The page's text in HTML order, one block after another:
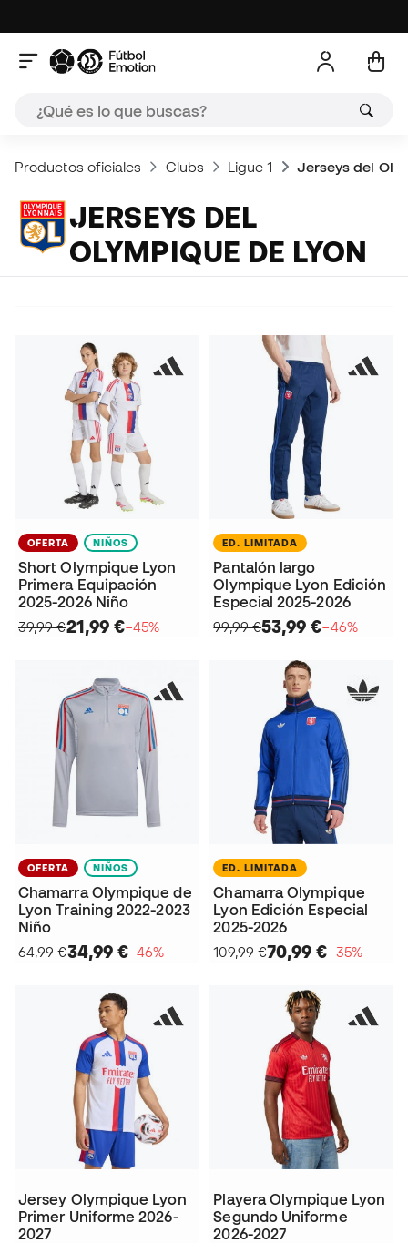
Productos oficiales Clubs Ligue 1 Jerseys del
JERSEYS DEL
OLYMPIQUE DE LYON
OFERTA NIÑOS
Short Olympique Lyon
Primera Equipación
2025-2026 Niño
39,99 €21,99 €−45%
ED. LIMITADA
Pantalón largo
Olympique Lyon Edición
Especial 2025-2026
99,99 €53,99 €−46%
OFERTA NIÑOS
Chamarra Olympique de
Lyon Training 2022-2023
Niño
64,99 €34,99 €−46%
ED. LIMITADA
Chamarra Olympique
Lyon Edición Especial
2025-2026
109,99 €70,99 €−35%
Jersey Olympique Lyon
Primer Uniforme 2026-
2027
Playera Olympique Lyon
Segundo Uniforme
2026-2027